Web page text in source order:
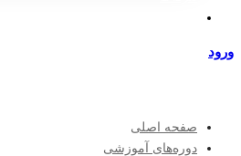
ورود
صفحه اصلی
دوره‌های آموزشی